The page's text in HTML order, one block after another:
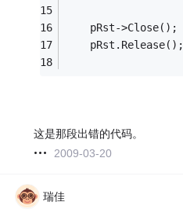
	pRst->Close();
	pRst.Release();
这是那段出错的代码。
2009-03-20
瑞佳